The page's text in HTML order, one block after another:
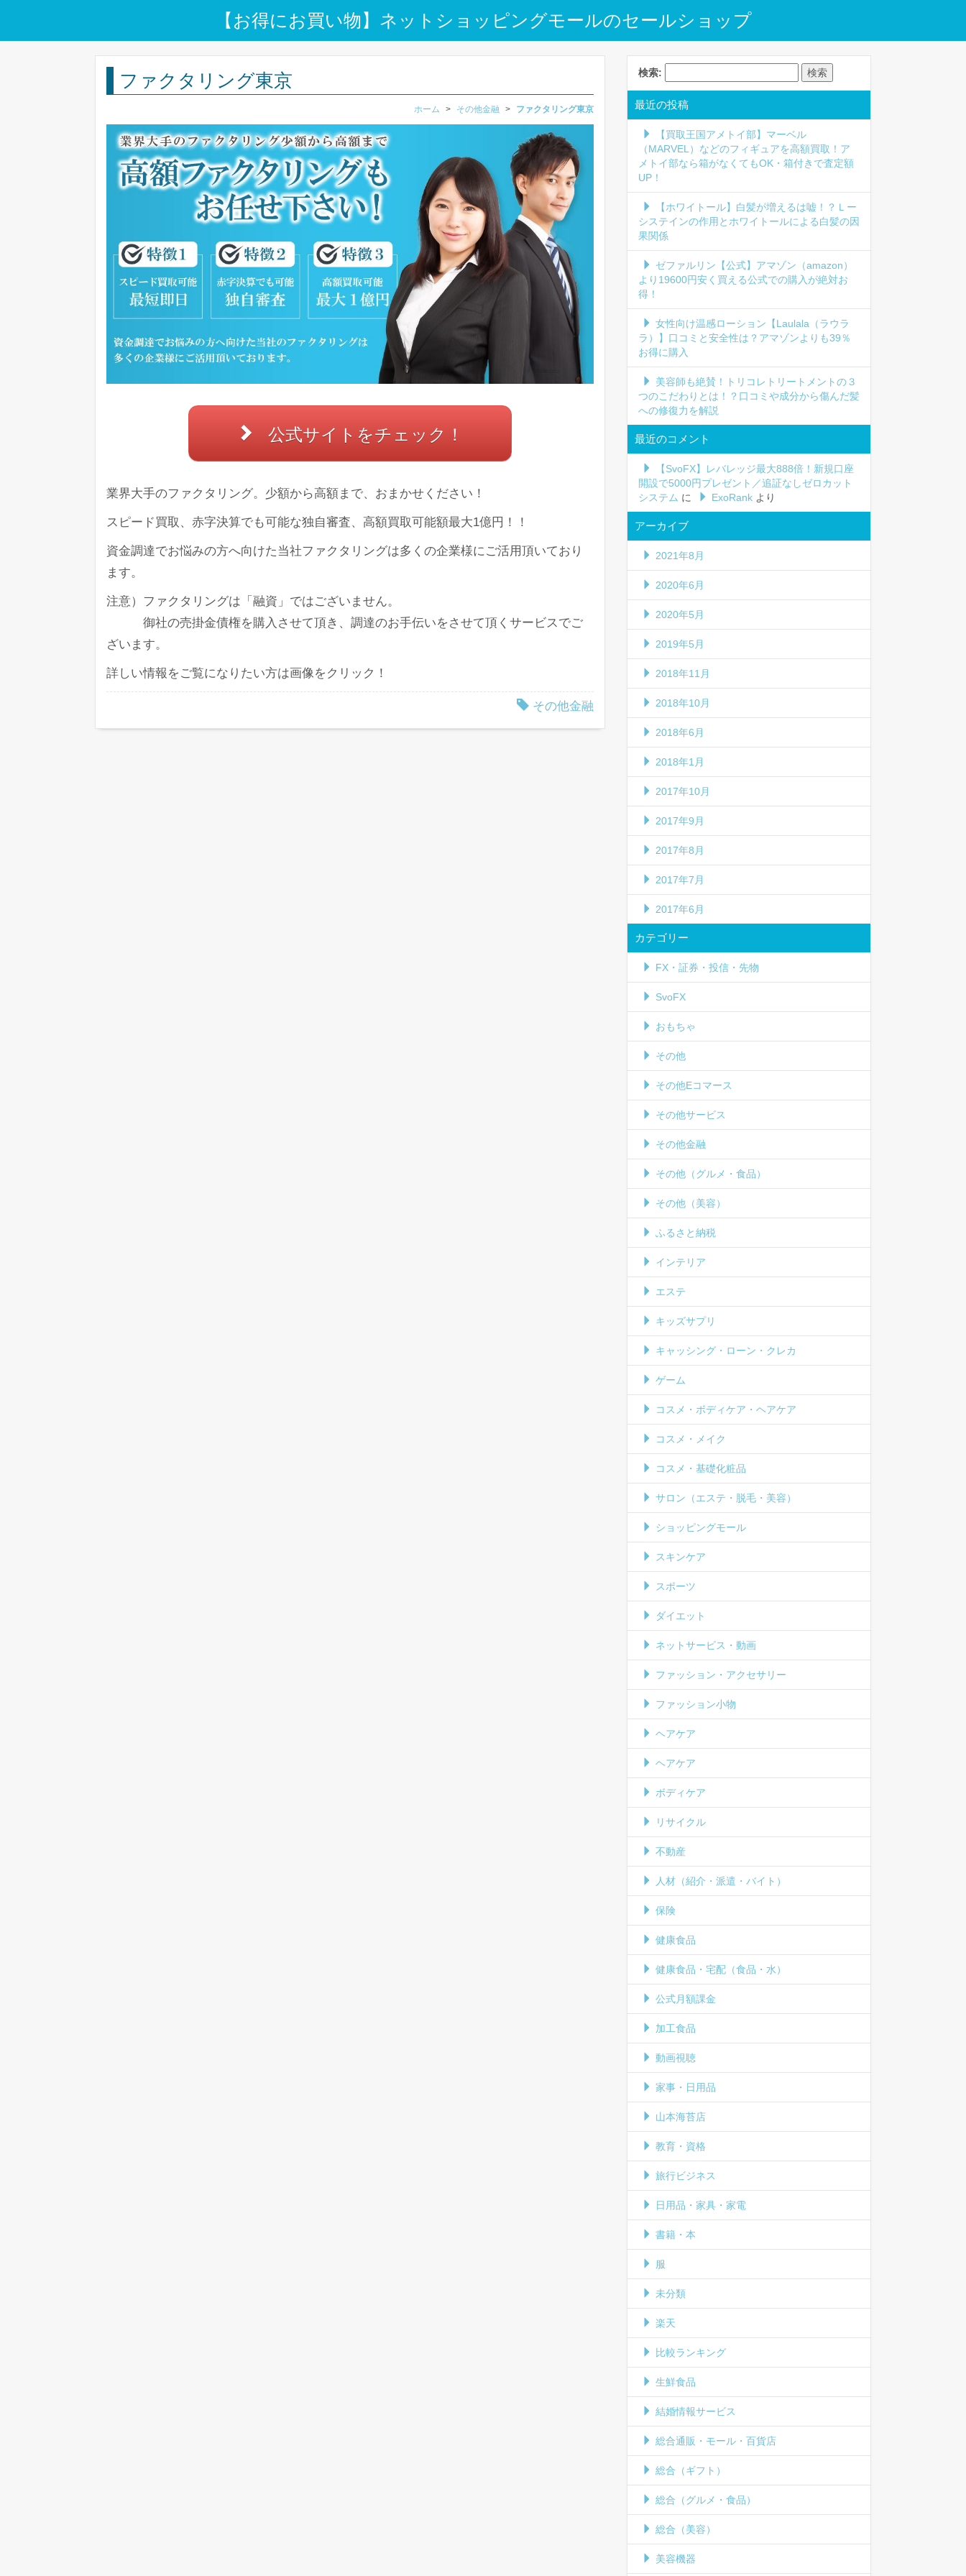
【お得にお買い物】ネットショッピングモールのセールショップ
ファクタリング東京
ホーム > その他金融 > ファクタリング東京
公式サイトをチェック！
業界大手のファクタリング。少額から高額まで、おまかせください！
スピード買取、赤字決算でも可能な独自審査、高額買取可能額最大1億円！！
資金調達でお悩みの方へ向けた当社ファクタリングは多くの企業様にご活用頂いており
ます。
注意）ファクタリングは「融資」ではございません。
御社の売掛金債権を購入させて頂き、調達のお手伝いをさせて頂くサービスでご
ざいます。
詳しい情報をご覧になりたい方は画像をクリック！
その他金融
検索:
最近の投稿
【買取王国アメトイ部】マーベル
（MARVEL）などのフィギュアを高額買取！ア
メトイ部なら箱がなくてもOK・箱付きで査定額
UP！
【ホワイトール】白髪が増えるは嘘！？Ｌー
システインの作用とホワイトールによる白髪の因
果関係
ゼファルリン【公式】アマゾン（amazon）
より19600円安く買える公式での購入が絶対お
得！
女性向け温感ローション【Laulala（ラウラ
ラ）】口コミと安全性は？アマゾンよりも39％
お得に購入
美容師も絶賛！トリコレトリートメントの３
つのこだわりとは！？口コミや成分から傷んだ髪
への修復力を解説
最近のコメント
【SvoFX】レバレッジ最大888倍！新規口座
開設で5000円プレゼント／追証なしゼロカット
システム に ExoRank より
アーカイブ
2021年8月
2020年6月
2020年5月
2019年5月
2018年11月
2018年10月
2018年6月
2018年1月
2017年10月
2017年9月
2017年8月
2017年7月
2017年6月
カテゴリー
FX・証券・投信・先物
SvoFX
おもちゃ
その他
その他Eコマース
その他サービス
その他金融
その他（グルメ・食品）
その他（美容）
ふるさと納税
インテリア
エステ
キッズサプリ
キャッシング・ローン・クレカ
ゲーム
コスメ・ボディケア・ヘアケア
コスメ・メイク
コスメ・基礎化粧品
サロン（エステ・脱毛・美容）
ショッピングモール
スキンケア
スポーツ
ダイエット
ネットサービス・動画
ファッション・アクセサリー
ファッション小物
ヘアケア
ヘアケア
ボディケア
リサイクル
不動産
人材（紹介・派遣・バイト）
保険
健康食品
健康食品・宅配（食品・水）
公式月額課金
加工食品
動画視聴
家事・日用品
山本海苔店
教育・資格
旅行ビジネス
日用品・家具・家電
書籍・本
服
未分類
楽天
比較ランキング
生鮮食品
結婚情報サービス
総合通販・モール・百貨店
総合（ギフト）
総合（グルメ・食品）
総合（美容）
美容機器